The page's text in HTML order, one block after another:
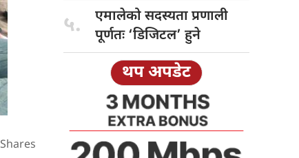
Shares
५. एमालेको सदस्यताप्रणाली
पूर्णतः ‘डिजिटल’ हुने
थप अपडेट